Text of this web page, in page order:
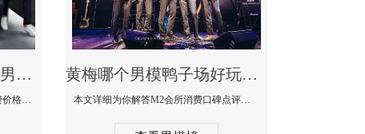
黄梅最大有名生意最好男模少爷场KTV体验-嫚城国际KTV消费价格点评
本文详细为你解答嫚城国际KTV消费价格口碑点评，更多关于最大有名生意最好男模少爷场KTV体验免费咨询1333 867 6881微信同步！
黄梅哪个男模鸭子场好玩陪酒服务好-M2会所KTV消费口碑点评
本文详细为你解答M2会所消费口碑点评，更多关于哪个男模鸭子场好玩陪酒服务好免费咨询1333 867 6881微信同步！